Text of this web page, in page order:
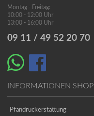
Montag - Freitag:
10:00 - 12:00 Uhr
13:00 - 16:00 Uhr
09 11 / 49 52 20 70
INFORMATIONEN SHOP
Pfandrückerstattung